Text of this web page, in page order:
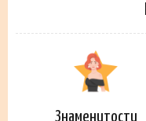
Знаменитости